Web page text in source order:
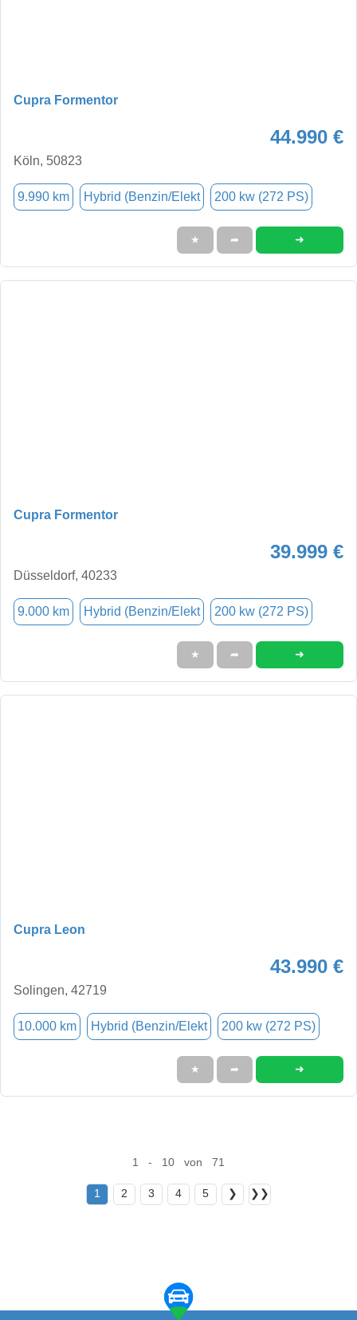
Cupra Formentor
44.990 €
Köln, 50823
9.990 km Hybrid (Benzin/Elekt 200 kw (272 PS)
★ ➦ ➜
Cupra Formentor
39.999 €
Düsseldorf, 40233
9.000 km Hybrid (Benzin/Elekt 200 kw (272 PS)
★ ➦ ➜
Cupra Leon
43.990 €
Solingen, 42719
10.000 km Hybrid (Benzin/Elekt 200 kw (272 PS)
★ ➦ ➜
1 - 10 von 71
1 2 3 4 5 ❯ ❯❯